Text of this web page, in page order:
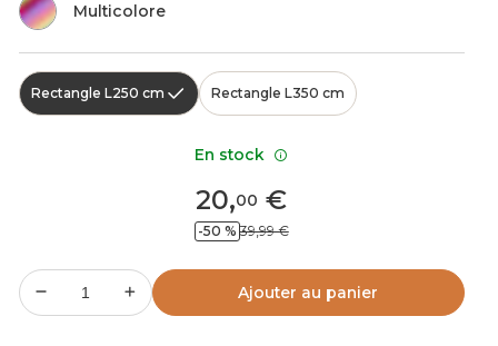
Multicolore
Rectangle L250 cm Rectangle L350 cm
20,00 €
-50 % 39,99 €
Ajouter au panier